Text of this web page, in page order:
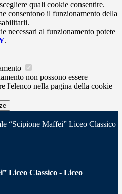
quali cookie consentire.
consentono il funzionamento della
necessari al funzionamento potete
.
non possono essere
l'elenco nella pagina della cookie
“Scipione Maffei” Liceo Classico
Liceo Classico - Liceo